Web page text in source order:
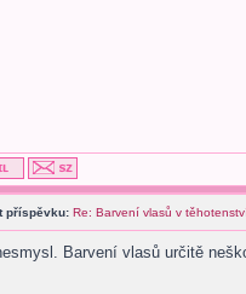
příspěvku: Re: Barvení vlasů v
Barvení vlasů určitě